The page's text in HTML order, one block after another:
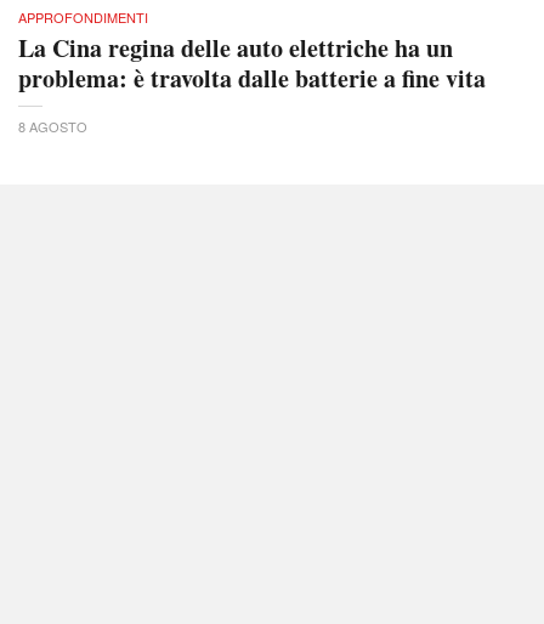
APPROFONDIMENTI
La Cina regina delle auto elettriche ha un
problema: è travolta dalle batterie a fine vita
8 AGOSTO